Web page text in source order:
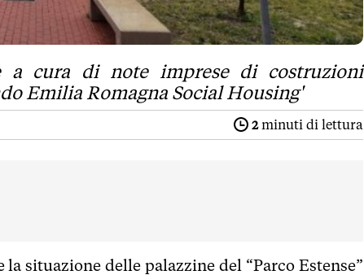
a cura di note imprese di costruzioni
Emilia Romagna Social Housing'
2minuti di lettura
situazione delle palazzine del “Parco Estense”